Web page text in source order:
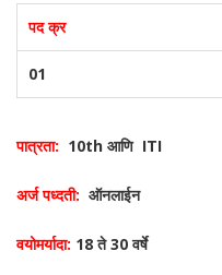
पद क्र
01
पात्रता: 10th आणि ITI
अर्ज पध्दती: ऑनलाईन
वयोमर्यादा: 18 ते 30 वर्षे